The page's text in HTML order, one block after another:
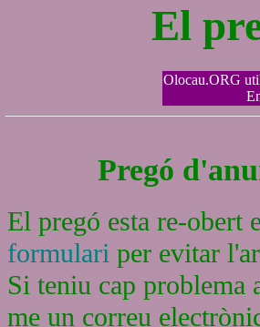
El
Olocau.ORG
Pregó
El pregó esta re-obert
formulariper evitar
Si teniu cap problema
me un correu